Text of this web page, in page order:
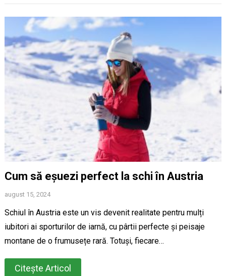
Cum să eșuezi perfect la schi în Austria
august 15, 2024
Schiul în Austria este un vis devenit realitate pentru mulți
iubitori ai sporturilor de iarnă, cu pârtii perfecte și peisaje
montane de o frumusețe rară. Totuși, fiecare…
Citește Articol